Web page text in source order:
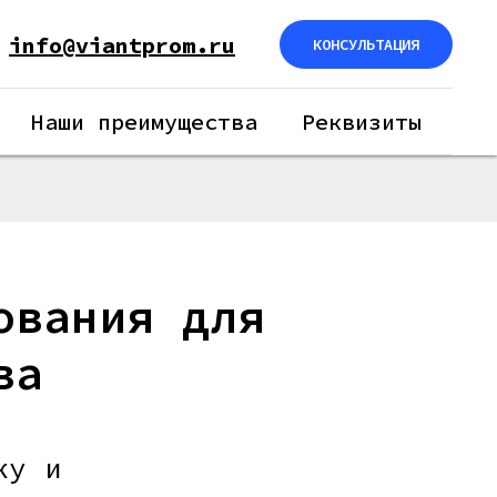
info@viantprom.ru КОНСУЛЬТАЦИЯ
Наши преимущества Реквизиты
для
и